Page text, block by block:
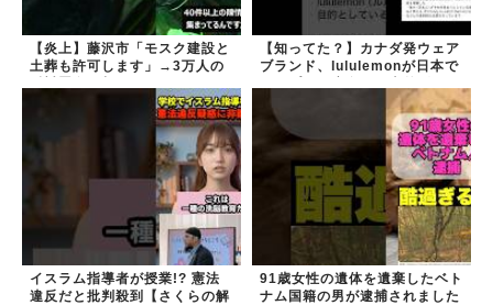
【炎上】藤沢市「モスク建設と
土葬も許可します」→3万人の
【知ってた？】カナダ発ウェア
ブランド、lululemonが日本で
イスラム指導者が授業!? 憲法
違反だと批判殺到【さくらの解
91歳女性の遺体を遺棄したベト
ナム国籍の男が逮捕されました